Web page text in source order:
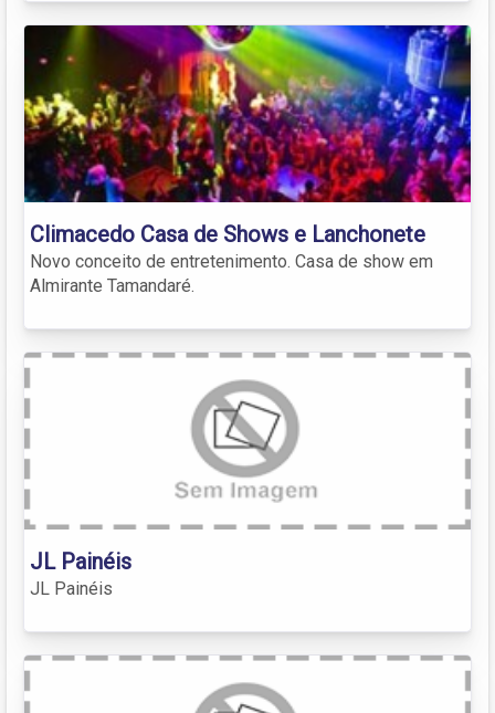
Climacedo Casa de Shows e Lanchonete
Novo conceito de entretenimento. Casa de show em
Almirante Tamandaré.
JL Painéis
JL Painéis